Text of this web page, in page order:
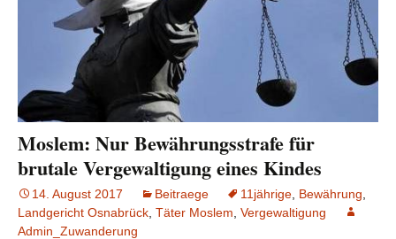
Moslem: Nur Bewährungsstrafe für
brutale Vergewaltigung eines Kindes
14. August 2017 Beitraege 11jährige Bewährung
Landgericht Osnabrück Täter Moslem Vergewaltigung
Admin_Zuwanderung